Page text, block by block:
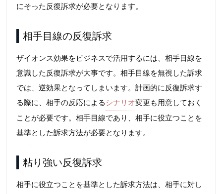
にそった反復訴求が必要となります。
相手目線の反復訴求
ザイオンス効果をビジネスで活用するには、相手目線を
意識した反復訴求が大事です。相手目線を無視した訴求
では、逆効果となってしまいます。計画的に反復訴求す
る際に、相手の反応によるシナリオ変更も用意しておく
ことが必要です。相手目線であり、相手に役立つことを
基準とした訴求方法が必要となります。
粘り強い反復訴求
相手に役立つことを基準とした訴求方法は、相手に対し